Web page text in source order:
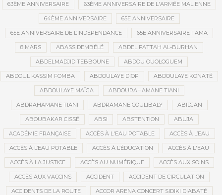
63ÈME ANNIVERSAIRE 63ÈME ANNIVERSAIRE DE L'ARMÉE MALIENNE
64ÈME ANNIVERSAIRE 65E ANNIVERSAIRE
65E ANNIVERSAIRE DE L’INDÉPENDANCE 65E ANNIVERSAIRE FAMA
8 MARS ABASS DEMBÉLÉ ABDEL FATTAH AL-BURHAN
ABDELMADJID TEBBOUNE ABDOU OUOLOGUEM
ABDOUL KASSIM FOMBA ABDOULAYE DIOP ABDOULAYE KONATÉ
ABDOULAYE MAÏGA ABDOURAHAMANE TIANI
ABDRAHAMANE TIANI ABDRAMANE COULIBALY ABIDJAN
ABOUBAKAR CISSÉ ABSI ABSTENTION ABUJA
ACADÉMIE FRANÇAISE ACCÈS À L'EAU POTABLE ACCÈS À L’EAU
ACCÈS À L’EAU POTABLE ACCÈS À L’ÉDUCATION ACCÈS À L'EAU
ACCÈS À LA JUSTICE ACCÈS AU NUMÉRIQUE ACCÈS AUX SOINS
ACCÈS AUX VACCINS ACCIDENT ACCIDENT DE CIRCULATION
ACCIDENTS DE LA ROUTE ACCOR ARENA CONCERT SIDIKI DIABATÉ